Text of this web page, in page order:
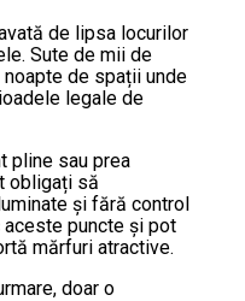
de lipsa locurilor
Sute de mii de
de spații unde
legale de
pline sau prea
obligați să
și fără control
aceste puncte și pot
mărfuri atractive.
doar o